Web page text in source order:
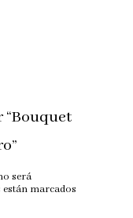
“Bouquet
será
marcados